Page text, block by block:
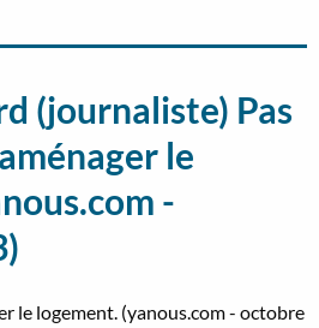
(journaliste) Pas
le
-
le logement. (yanous.com - octobre